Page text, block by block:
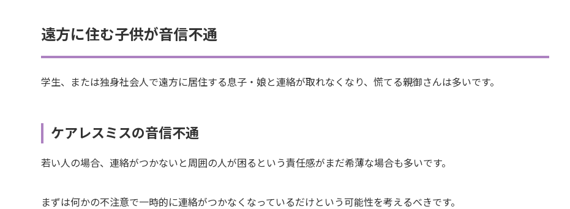
遠方に住む子供が音信不通
学生、または独身社会人で遠方に居住する息子・娘と連絡が取れなくなり、慌てる親御さんは多いです。
ケアレスミスの音信不通
若い人の場合、連絡がつかないと周囲の人が困るという責任感がまだ希薄な場合も多いです。
まずは何かの不注意で一時的に連絡がつかなくなっているだけという可能性を考えるべきです。